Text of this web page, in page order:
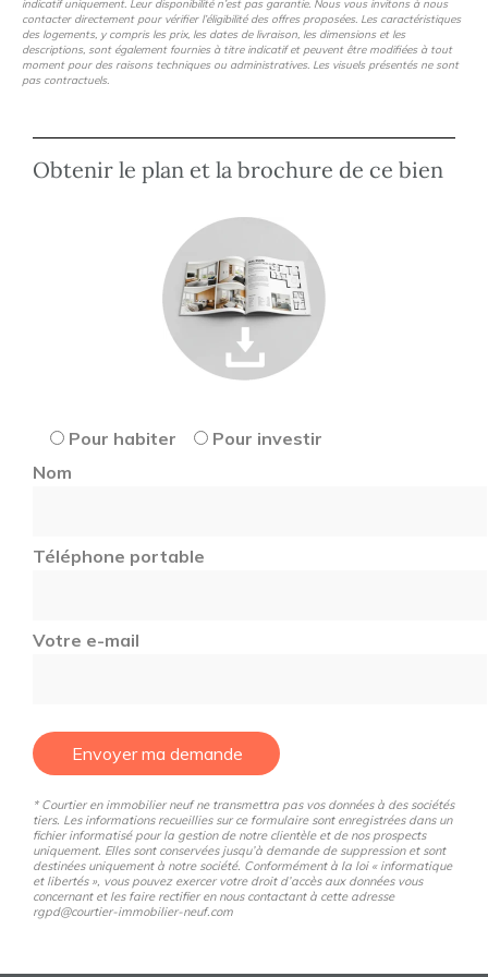
indicatif uniquement. Leur disponibilité n’est pas garantie. Nous vous invitons à nous
contacter directement pour vérifier l’éligibilité des offres proposées. Les caractéristiques
des logements, y compris les prix, les dates de livraison, les dimensions et les
descriptions, sont également fournies à titre indicatif et peuvent être modifiées à tout
moment pour des raisons techniques ou administratives. Les visuels présentés ne sont
pas contractuels.
Obtenir le plan et la brochure de ce bien
Pour habiter
Pour investir
Nom
Téléphone portable
Votre e-mail
Envoyer ma demande
* Courtier en immobilier neuf ne transmettra pas vos données à des sociétés
tiers. Les informations recueillies sur ce formulaire sont enregistrées dans un
fichier informatisé pour la gestion de notre clientèle et de nos prospects
uniquement. Elles sont conservées jusqu’à demande de suppression et sont
destinées uniquement à notre société. Conformément à la loi « informatique
et libertés », vous pouvez exercer votre droit d’accès aux données vous
concernant et les faire rectifier en nous contactant à cette adresse
rgpd@courtier-immobilier-neuf.com